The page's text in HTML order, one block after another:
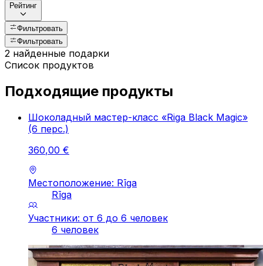
Рейтинг
Фильтровать
Фильтровать
2 найденные подарки
Список продуктов
Подходящие продукты
Шоколадный мастер-класс «Riga Black Magic»
(6 перс.)
360,00 €
Местоположение: Rīga
Rīga
Участники: от 6 до 6 человек
6 человек